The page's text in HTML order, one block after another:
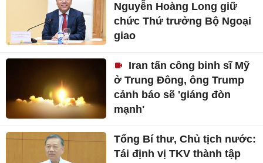
Nguyễn Hoàng Long giữ
chức Thứ trưởng Bộ Ngoại
giao
Iran tấn công binh sĩ Mỹ
ở Trung Đông, ông Trump
cảnh báo sẽ 'giáng đòn
mạnh'
Tổng Bí thư, Chủ tịch nước:
Tái định vị TKV thành tập